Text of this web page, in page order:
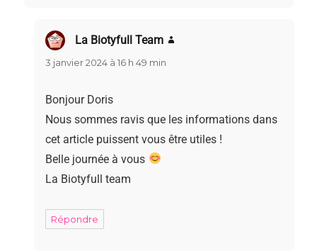
La Biotyfull Team
3 janvier 2024 à 16 h 49 min
Bonjour Doris
Nous sommes ravis que les informations dans
cet article puissent vous être utiles !
Belle journée à vous
La Biotyfull team
Répondre